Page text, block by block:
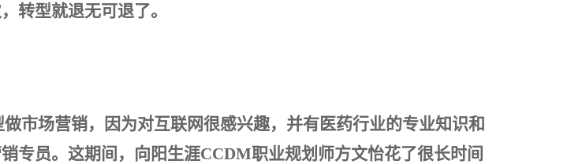
转型就退无可退了。
市场营销，因为对互联网很感兴趣，并有医药行业的专业知识和
专员。这期间，向阳生涯CCDM职业规划师方文怡花了很长时间